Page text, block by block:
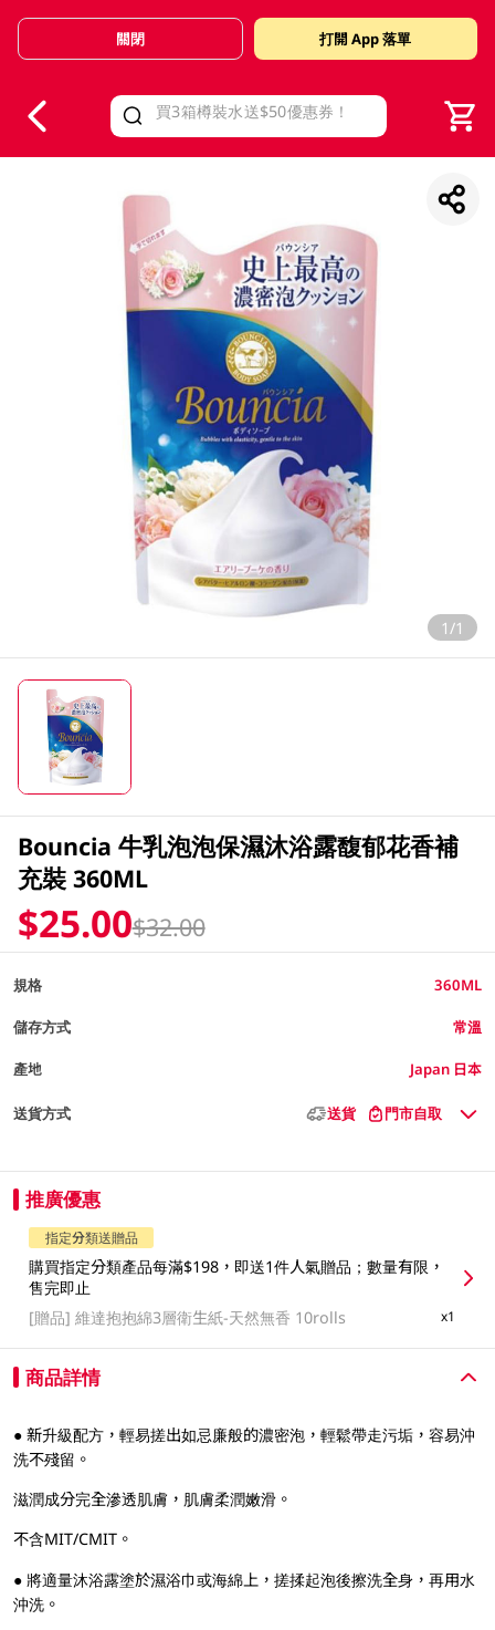
Valid Until 30 June 2026
關閉 打開 App 落單
1/1
Bouncia 牛乳泡泡保濕沐浴露馥郁花香補
充裝 360ML
$25.00$32.00
規格 360ML
儲存方式 常溫
產地 Japan 日本
送貨方式 送貨 門市自取
推廣優惠
指定分類送贈品
購買指定分類產品每滿$198，即送1件人氣贈品；數量有限，
售完即止
[贈品]維達抱抱綿3層衛生紙-天然無香 10rolls x1
商品詳情
● 新升級配方，輕易搓出如忌廉般的濃密泡，輕鬆帶走污垢，容易沖
洗不殘留。
滋潤成分完全滲透肌膚，肌膚柔潤嫩滑。
不含MIT/CMIT。
● 將適量沐浴露塗於濕浴巾或海綿上，搓揉起泡後擦洗全身，再用水
沖洗。